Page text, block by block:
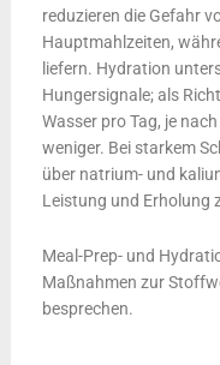
reduzieren die Gefahr
Hauptmahlzeiten,
liefern. Hydration
Hungersignale; als
Wasser pro Tag, je
weniger. Bei starkem
über natrium- und
Leistung und Erholung
Meal-Prep- und
Maßnahmen zur
besprechen.